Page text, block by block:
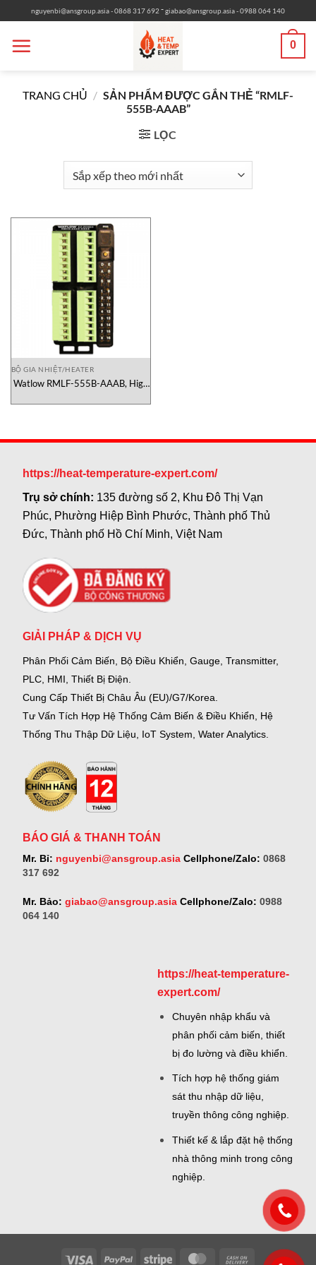
qua
nội
nguyenbi@ansgroup.asia- 0868 317 692 -giabao@ansgroup.asia- 0988 064 140
0
TRANG CHỦ / SẢN PHẨM ĐƯỢC GẮN THẺ “RMLF-
555B-AAAB”
LỌC
BỘ GIA NHIỆT/HEATER
Watlow RMLF-555B-AAAB, High
AAAB, watlow Vietnam
https://heat-temperature-expert.com/
Trụ sở chính: 135 đường số 2, Khu Đô Thị Vạn
Phúc, Phường Hiệp Bình Phước, Thành phố Thủ
Đức, Thành phố Hồ Chí Minh, Việt Nam
GIẢI PHÁP & DỊCH VỤ
Phân Phối Cảm Biến, Bộ Điều Khiển, Gauge, Transmitter,
PLC, HMI, Thiết Bị Điện.
Cung Cấp Thiết Bị Châu Âu (EU)/G7/Korea.
Tư Vấn Tích Hợp Hệ Thống Cảm Biến & Điều Khiển, Hệ
Thống Thu Thập Dữ Liệu, IoT System, Water Analytics.
BÁO GIÁ & THANH TOÁN
Mr. Bỉ: nguyenbi@ansgroup.asiaCellphone/Zalo: 0868
317 692
Mr. Bảo: giabao@ansgroup.asiaCellphone/Zalo: 0988
064 140
https://heat-temperature-
expert.com/
Chuyên nhập khẩu và
phân phối cảm biến, thiết
bị đo lường và điều khiển.
Tích hợp hệ thống giám
sát thu nhập dữ liệu,
truyền thông công nghiệp.
Thiết kế & lắp đặt hệ thống
nhà thông minh trong công
nghiệp.
Visa PayPal Stripe MasterCardCash